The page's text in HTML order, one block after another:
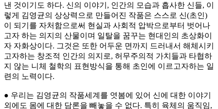
낸 것이기도 하다. 신의 이야기, 인간의 모습과 흡사한 신들, 이
렇게 김영균의 상상력으로 만들어진 작품은 스스로 신(초인)
이 되기를 자처함으로써 현실과 사회적 압박으로부터 벗어나
고자 하는 의지의 산물이며 일탈을 꿈꾸는 현대인의 초상화이
자 자화상이다. 그것은 또한 어두운 면까지 드러내서 해체시키
고자하는 창조적 인간의 의지로, 허무주의적 가치들과 타협하
지 않는 니체 철학의 표현방식을 통해 초인에 이르고자하는 일
련의 노력이다.
● 우리는 김영균의 작품세계를 엿봄에 있어 신에 대한 이야기
외에도 몸에 대한 담론을 빼놓을 수 없다. 특히 육체의 움직임,